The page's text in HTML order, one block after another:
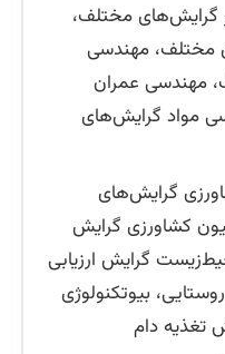
گرایش‌های مختلف،
مختلف، مهندسی
مهندسی عمران
مواد گرایش‌های
گرایش‌های
کشاورزی گرایش
گرایش ارزیابی
بیوتكنولوژی
تغذیه دام